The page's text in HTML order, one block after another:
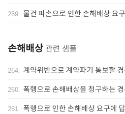
269. 물건 파손으로 인한 손해배상 요
손해배상 관련 샘플
264. 계약위반으로 계약파기 통보할
260. 폭행으로 손해배상을 청구하는
261. 폭행으로 인한 손해배상 요구에